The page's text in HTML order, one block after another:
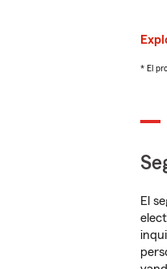
* El
El